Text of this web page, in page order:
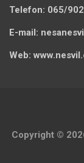
Telefon: 065/
E-mail:
Web:
Copyright ©